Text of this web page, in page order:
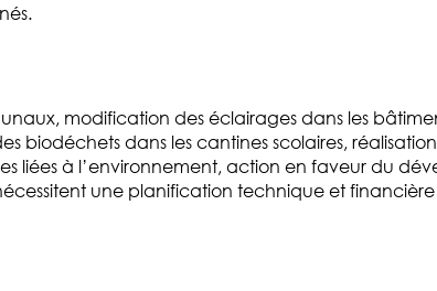
modification des éclairages dans les
dans les cantines scolaires,
liées à l’environnement, action en faveur du
une planification technique et